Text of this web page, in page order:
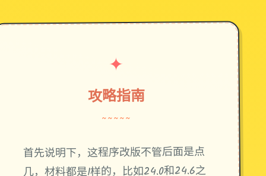
✦
攻略指南
~~~~~
首先说明下，这程序改版不管后面是点